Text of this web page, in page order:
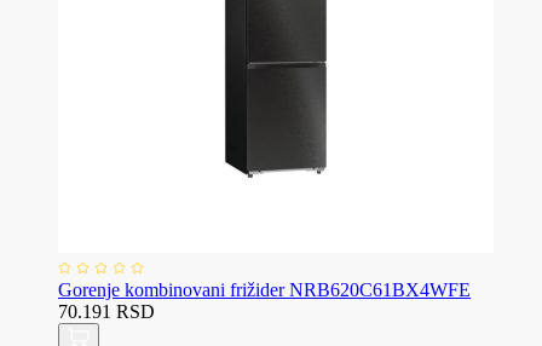
Gorenje kombinovani frižider NRB620C61BX4WFE
70.191 RSD